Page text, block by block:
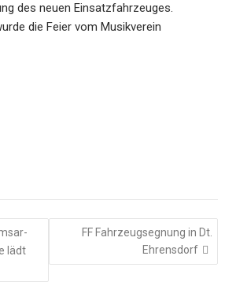
des neuen Einsatzfahrzeuges.
die Feier vom Musikverein
lädt
FF Fahrzeugsegnung in Dt.
Ehrensdorf